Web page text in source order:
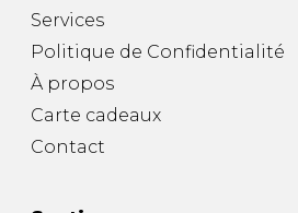
Services
Politique de Confidentialité
À propos
Carte cadeaux
Contact